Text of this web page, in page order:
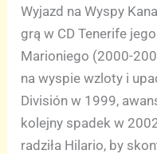
Wyjazd na Wyspy
grą w CD Tenerife
Marioniego (2000-
na wyspie wzloty i
División w 1999,
kolejny spadek w
radziła Hilario, by